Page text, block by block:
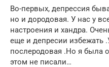
Во-первых, депрессия
но и дородовая. У нас у
настроения и хандра.
еще и депресии избежать
послеродовая .Но я была
этом не писали…